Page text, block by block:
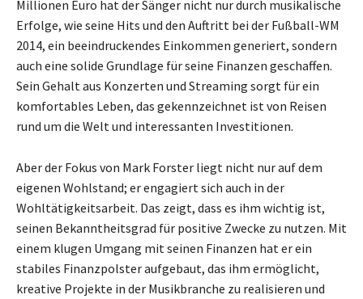
Millionen Euro hat der Sänger nicht nur durch musikalische
Erfolge, wie seine Hits und den Auftritt bei der Fußball-WM
2014, ein beeindruckendes Einkommen generiert, sondern
auch eine solide Grundlage für seine Finanzen geschaffen.
Sein Gehalt aus Konzerten und Streaming sorgt für ein
komfortables Leben, das gekennzeichnet ist von Reisen
rund um die Welt und interessanten Investitionen.
Aber der Fokus von Mark Forster liegt nicht nur auf dem
eigenen Wohlstand; er engagiert sich auch in der
Wohltätigkeitsarbeit. Das zeigt, dass es ihm wichtig ist,
seinen Bekanntheitsgrad für positive Zwecke zu nutzen. Mit
einem klugen Umgang mit seinen Finanzen hat er ein
stabiles Finanzpolster aufgebaut, das ihm ermöglicht,
kreative Projekte in der Musikbranche zu realisieren und